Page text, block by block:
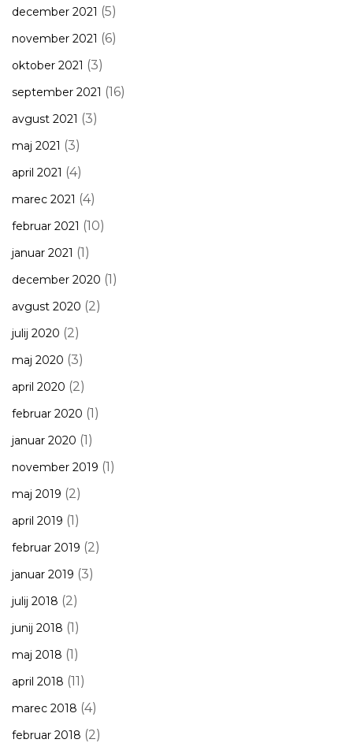
december 2021 (5)
november 2021 (6)
oktober 2021 (3)
september 2021 (16)
avgust 2021 (3)
maj 2021 (3)
april 2021 (4)
marec 2021 (4)
februar 2021 (10)
januar 2021 (1)
december 2020 (1)
avgust 2020 (2)
julij 2020 (2)
maj 2020 (3)
april 2020 (2)
februar 2020 (1)
januar 2020 (1)
november 2019 (1)
maj 2019 (2)
april 2019 (1)
februar 2019 (2)
januar 2019 (3)
julij 2018 (2)
junij 2018 (1)
maj 2018 (1)
april 2018 (11)
marec 2018 (4)
februar 2018 (2)